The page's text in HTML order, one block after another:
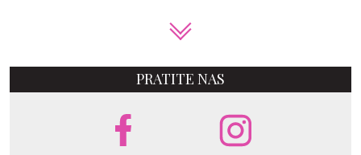
PRATITE NAS